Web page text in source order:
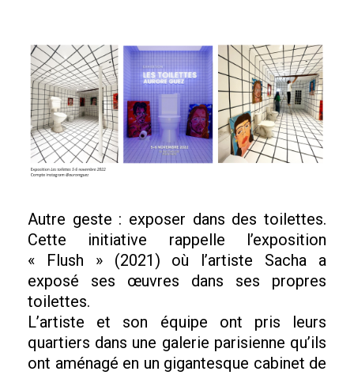
Autre geste : exposer dans des toilettes.
Cette initiative rappelle l’exposition
« Flush » (2021) où l’artiste Sacha a
exposé ses œuvres dans ses propres
toilettes.
L’artiste et son équipe ont pris leurs
quartiers dans une galerie parisienne qu’ils
ont aménagé en un gigantesque cabinet de